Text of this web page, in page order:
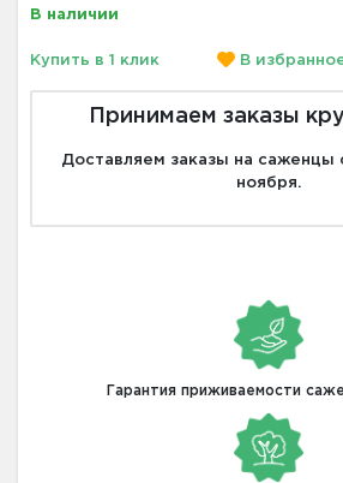
В наличии
Купить в 1 клик В
Принимаем заказы
Доставляем заказы на саженцы
ноября.
Гарантия приживаемости